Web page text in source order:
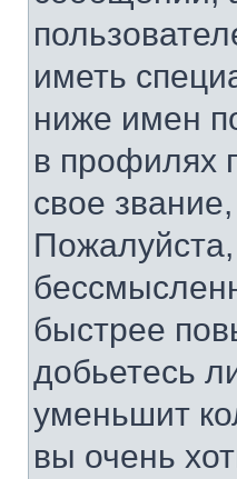
иметь
ниже имен
в профилях
свое
быстрее
добьетесь
уменьшит
вы очень